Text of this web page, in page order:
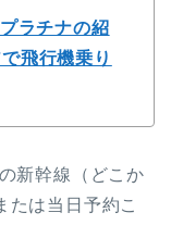
ラチナの紹
飛行機乗り
新幹線（どこか
たは当日予約こ